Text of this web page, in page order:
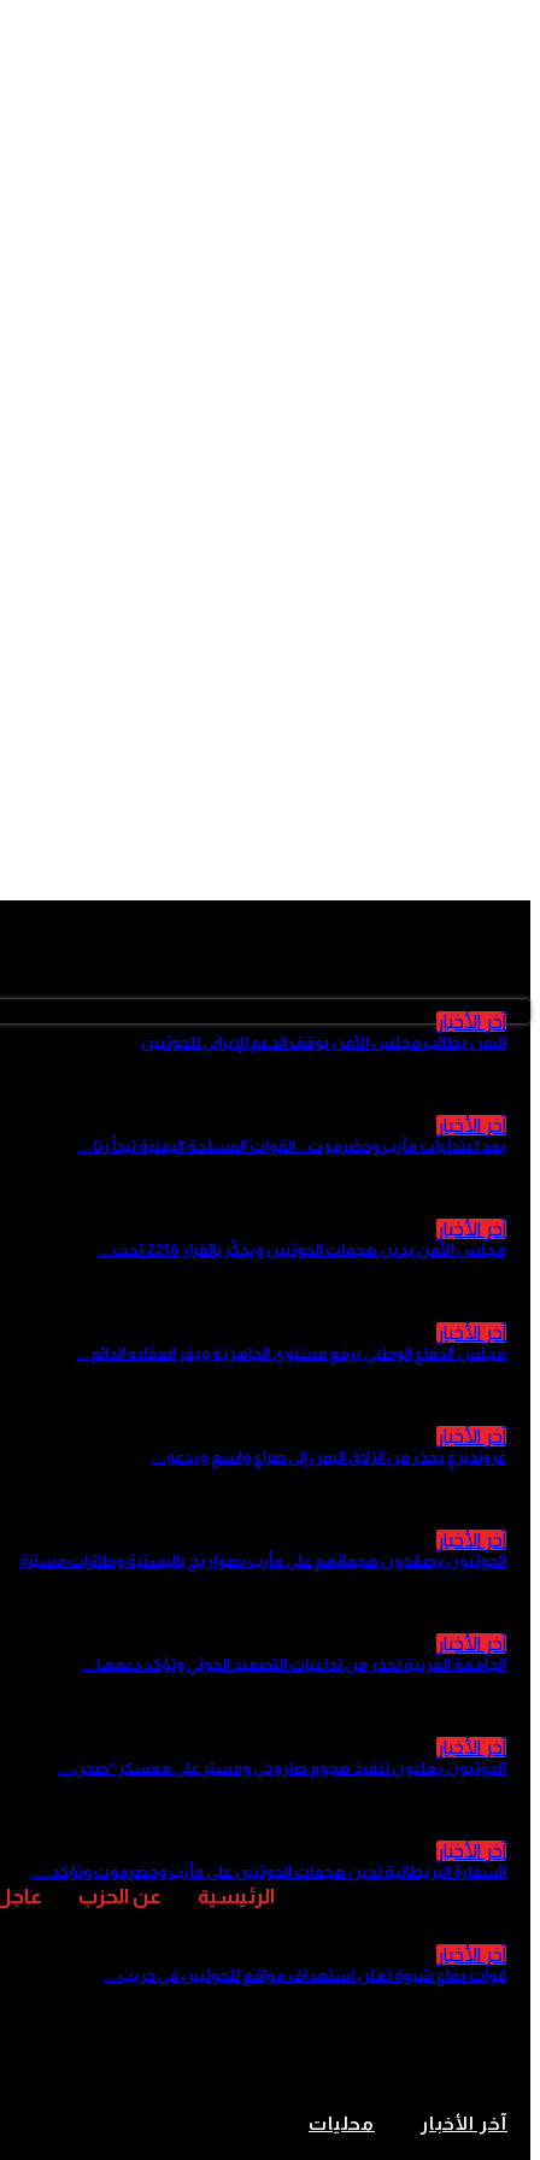
الرئيسية عن الحزب
آخر الأخبار
آخر الأخبار
اليمن يطالب مجلس الأمن بوقف الدعم الإيراني للحوثيين
آخر الأخبار
بعد اعتداءات مأرب وحضرموت.. القوات المسلحة اليمنية تبدأ ردًا...
آخر الأخبار
مجلس الأمن يدين هجمات الحوثيين ويذكّر بالقرار 2216 تحت...
آخر الأخبار
مجلس الدفاع الوطني يرفع مستوى الجاهزية ويقر انعقاده الدائم...
آخر الأخبار
غروندبرغ يحذر من انزلاق اليمن إلى صراع واسع ويدعو...
آخر الأخبار
الحوثيون يصعّدون هجماتهم على مأرب بصواريخ باليستية وطائرات مسيّرة
آخر الأخبار
الجامعة العربية تحذر من تداعيات التصعيد الحوثي وتؤكد دعمهـا...
آخر الأخبار
الحوثيون يعلنون تنفيذ هجوم صاروخي ومسيّر على معسكر “صحن...
آخر الأخبار
السفارة البريطانية تدين هجمات الحوثيين على مأرب وحضرموت وتؤكد:...
آخر الأخبار
قوات دفاع شبوة تعلن استهداف مواقع للحوثيين في حريب...
آخر الأخبار محليات